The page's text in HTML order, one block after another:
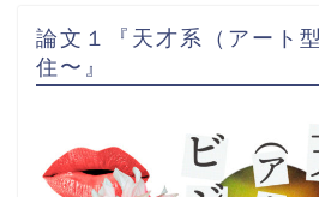
論文１『天才系（アート
住〜』